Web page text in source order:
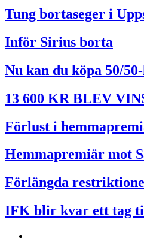
Tung bortaseger i
Inför Sirius borta
Nu kan du köpa 50/
13 600 KR BLEV
Förlust i
Hemmapremiär mot
Förlängda
IFK blir kvar ett tag